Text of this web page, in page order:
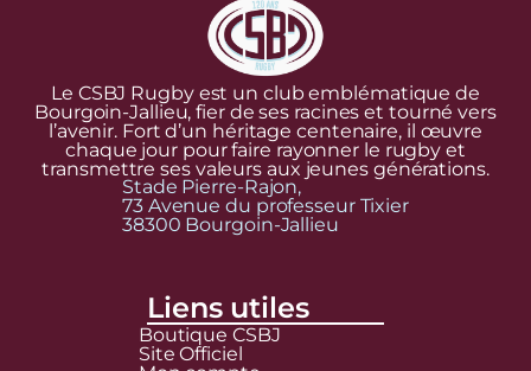
Le CSBJ Rugby est un club emblématique de
Bourgoin-Jallieu, fier de ses racines et tourné vers
l’avenir. Fort d’un héritage centenaire, il œuvre
chaque jour pour faire rayonner le rugby et
transmettre ses valeurs aux jeunes générations.
Stade Pierre-Rajon,
73 Avenue du professeur Tixier
38300 Bourgoin-Jallieu
Liens utiles
Boutique CSBJ
Site Officiel